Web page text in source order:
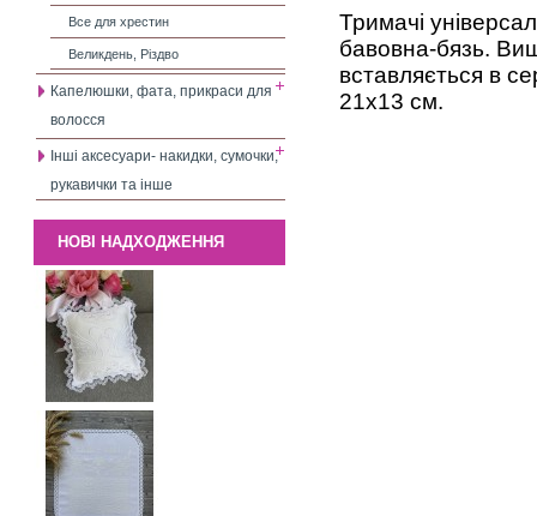
Все для хрестин
Великдень, Різдво
Капелюшки, фата, прикраси для
волосся
Інші аксесуари- накидки, сумочки,
рукавички та інше
НОВІ НАДХОДЖЕННЯ
Тримачі
бавовна-бязь.
вставляється в
21х13 см.